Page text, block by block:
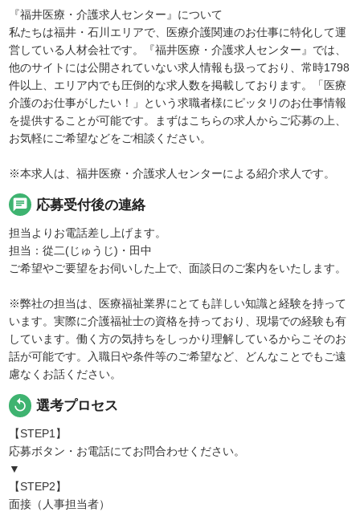
『福井医療・介護求人センター』について
私たちは福井・石川エリアで、医療介護関連のお仕事に特化して運
営している人材会社です。『福井医療・介護求人センター』では、
他のサイトには公開されていない求人情報も扱っており、常時1798
件以上、エリア内でも圧倒的な求人数を掲載しております。「医療
介護のお仕事がしたい！」という求職者様にピッタリのお仕事情報
を提供することが可能です。まずはこちらの求人からご応募の上、
お気軽にご希望などをご相談ください。
※本求人は、福井医療・介護求人センターによる紹介求人です。
chat 応募受付後の連絡
担当よりお電話差し上げます。
担当：從二(じゅうじ)・田中
ご希望やご要望をお伺いした上で、面談日のご案内をいたします。
※弊社の担当は、医療福祉業界にとても詳しい知識と経験を持って
います。実際に介護福祉士の資格を持っており、現場での経験も有
しています。働く方の気持ちをしっかり理解しているからこそのお
話が可能です。入職日や条件等のご希望など、どんなことでもご遠
慮なくお話ください。
replay 選考プロセス
【STEP1】
応募ボタン・お電話にてお問合わせください。
▼
【STEP2】
面接（人事担当者）